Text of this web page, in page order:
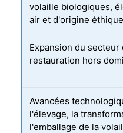
volaille biologiques,
air et d'origine éthique
Expansion du secteur
restauration hors
Avancées
l'élevage, la
l'emballage de la